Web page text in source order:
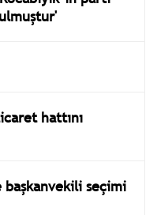
hattını
seçimi